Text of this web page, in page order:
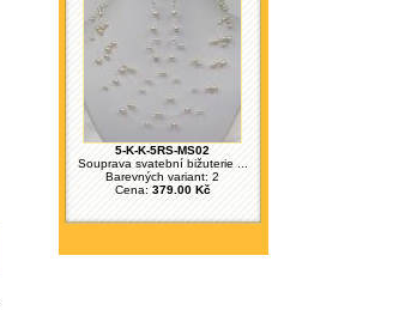
5-K-K-5RS-MS02
Souprava svatební bižuterie ...
Barevných variant: 2
Cena: 379.00 Kč